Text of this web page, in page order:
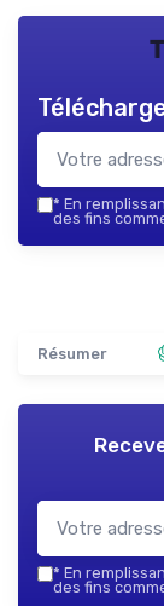
* En
des fins
Résumer
* En
des fins